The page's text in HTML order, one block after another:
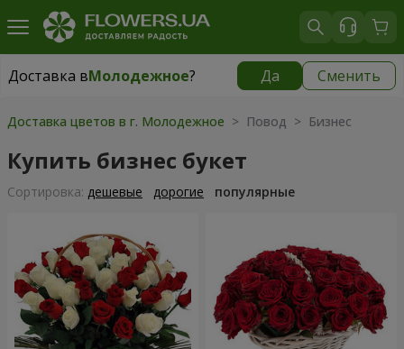
Доставка вМолодежное? Да Сменить
Доставка вМолодежное|
Доставка цветов в г. Молодежное > Повод > Бизнес
Купить бизнес букет
Cортировка: дешевые дорогие популярные